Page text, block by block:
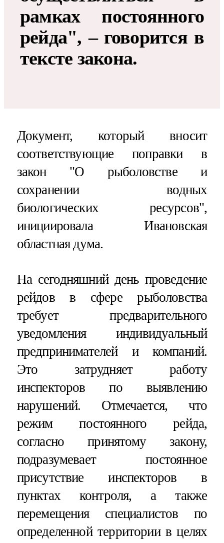
рамках постоянного
рейда", – говорится в
тексте закона.
Документ, который вносит
соответствующие поправки в
закон "О рыболовстве и
сохранении водных
биологических ресурсов",
инициировала Ивановская
областная дума.
На сегодняшний день проведение
рейдов в сфере рыболовства
требует предварительного
уведомления индивидуальный
предпринимателей и компаний.
Это затрудняет работу
инспекторов по выявлению
нарушений. Отмечается, что
режим постоянного рейда,
согласно принятому закону,
подразумевает постоянное
присутствие инспекторов в
пунктах контроля, а также
перемещения специалистов по
определенной территории в целях